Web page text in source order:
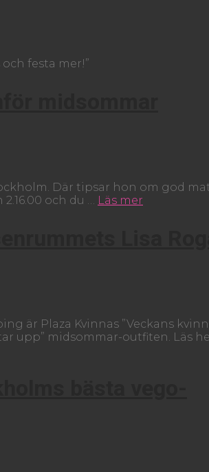
festa mer!”
Där tipsar hon om god
och du … Läs mer
är Plaza Kvinnas ”Veckans
upp” midsommar-outfiten. Läs